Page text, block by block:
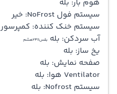
هوم بار: بله
سیستم فول NoFrost: خیر
سیستم خنک کننده: کمپرسور
آب سردکن: بلهبقس2411هشم
یخ ساز: بله
صفحه نمایش: بله
Ventilator هوا: بله
سیستم Nofrost: بله